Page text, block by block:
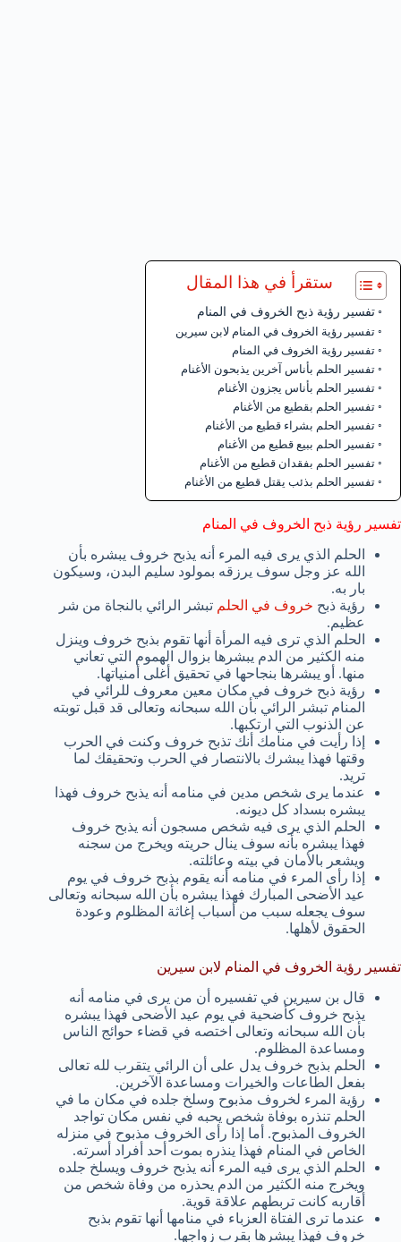
ستقرأ في هذا المقال
تفسير رؤية ذبح الخروف في المنام
تفسير رؤية الخروف في المنام لابن سيرين
تفسير رؤية الخروف في المنام
تفسير الحلم بأناس آخرين يذبحون الأغنام
تفسير الحلم بأناس يجزون الأغنام
تفسير الحلم بقطيع من الأغنام
تفسير الحلم بشراء قطيع من الأغنام
تفسير الحلم ببيع قطيع من الأغنام
تفسير الحلم بفقدان قطيع من الأغنام
تفسير الحلم بذئب يقتل قطيع من الأغنام
تفسير رؤية ذبح الخروف في المنام
الحلم الذي يرى فيه المرء أنه يذبح خروف يبشره بأن
الله عز وجل سوف يرزقه بمولود سليم البدن، وسيكون
بار به.
رؤية ذبح خروف في الحلم تبشر الرائي بالنجاة من شر
عظيم.
الحلم الذي ترى فيه المرأة أنها تقوم بذبح خروف وينزل
منه الكثير من الدم يبشرها بزوال الهموم التي تعاني
منها. أو يبشرها بنجاحها في تحقيق أغلى أمنياتها.
رؤية ذبح خروف في مكان معين معروف للرائي في
المنام تبشر الرائي بأن الله سبحانه وتعالى قد قبل توبته
عن الذنوب التي ارتكبها.
إذا رأيت في منامك أنك تذبح خروف وكنت في الحرب
وقتها فهذا يبشرك بالانتصار في الحرب وتحقيقك لما
تريد.
عندما يرى شخص مدين في منامه أنه يذبح خروف فهذا
يبشره بسداد كل ديونه.
الحلم الذي يرى فيه شخص مسجون أنه يذبح خروف
فهذا يبشره بأنه سوف ينال حريته ويخرج من سجنه
ويشعر بالأمان في بيته وعائلته.
إذا رأى المرء في منامه أنه يقوم بذبح خروف في يوم
عيد الأضحى المبارك فهذا يبشره بأن الله سبحانه وتعالى
سوف يجعله سبب من أسباب إغاثة المظلوم وعودة
الحقوق لأهلها.
تفسير رؤية الخروف في المنام لابن سيرين
قال بن سيرين في تفسيره أن من يرى في منامه أنه
يذبح خروف كأضحية في يوم عيد الأضحى فهذا يبشره
بأن الله سبحانه وتعالى اختصه في قضاء حوائج الناس
ومساعدة المظلوم.
الحلم بذبح خروف يدل على أن الرائي يتقرب لله تعالى
بفعل الطاعات والخيرات ومساعدة الآخرين.
رؤية المرء لخروف مذبوح وسلخ جلده في مكان ما في
الحلم تنذره بوفاة شخص يحبه في نفس مكان تواجد
الخروف المذبوح. أما إذا رأى الخروف مذبوح في منزله
الخاص في المنام فهذا ينذره بموت أحد أفراد أسرته.
الحلم الذي يرى فيه المرء أنه يذبح خروف ويسلخ جلده
ويخرج منه الكثير من الدم يحذره من وفاة شخص من
أقاربه كانت تربطهم علاقة قوية.
عندما ترى الفتاة العزباء في منامها أنها تقوم بذبح
خروف فهذا يبشرها بقرب زواجها.